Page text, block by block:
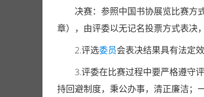
决赛：参照中国书协展览比赛方
章），由评委以无记名投票方式表决
2.评选委员会表决结果具有法定
3.评委在比赛过程中要严格遵守
持回避制度，秉公办事，清正廉洁；